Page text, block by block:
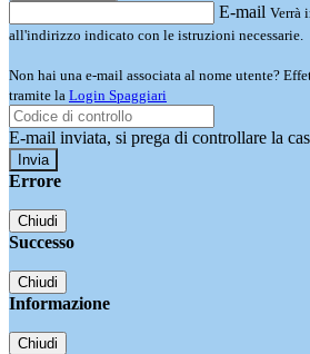
E-mail Verrà
all'indirizzo indicato con le istruzioni necessarie.
Non hai una e-mail associata al nome utente?
tramite la Login Spaggiari
E-mail inviata, si prega di controllare la
Errore
Chiudi
Successo
Chiudi
Informazione
Chiudi